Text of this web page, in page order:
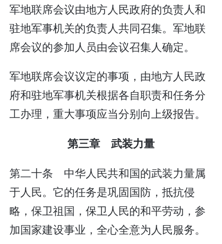
军地联席会议由地方人民政府的负责人和
驻地军事机关的负责人共同召集。军地联
席会议的参加人员由会议召集人确定。
军地联席会议议定的事项，由地方人民政
府和驻地军事机关根据各自职责和任务分
工办理，重大事项应当分别向上级报告。
第三章 武装力量
第二十条 中华人民共和国的武装力量属
于人民。它的任务是巩固国防，抵抗侵
略，保卫祖国，保卫人民的和平劳动，参
加国家建设事业，全心全意为人民服务。